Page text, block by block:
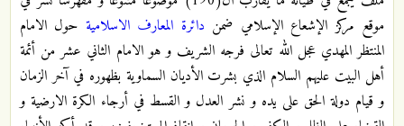
موقع مركز الإشعاع الإسلامي ضمن دائرة المعارف الاسلامية حول الامام
المنتظر المهدي عجل الله تعالى فرجه الشريف و هو الامام الثاني عشر من أئمة
أهل البيت عليهم السلام الذي بشرت الأديان السماوية بظهوره في آخر الزمان
و قيام دولة الحق على يده و نشر العدل و القسط في أرجاء الكرة الارضية و